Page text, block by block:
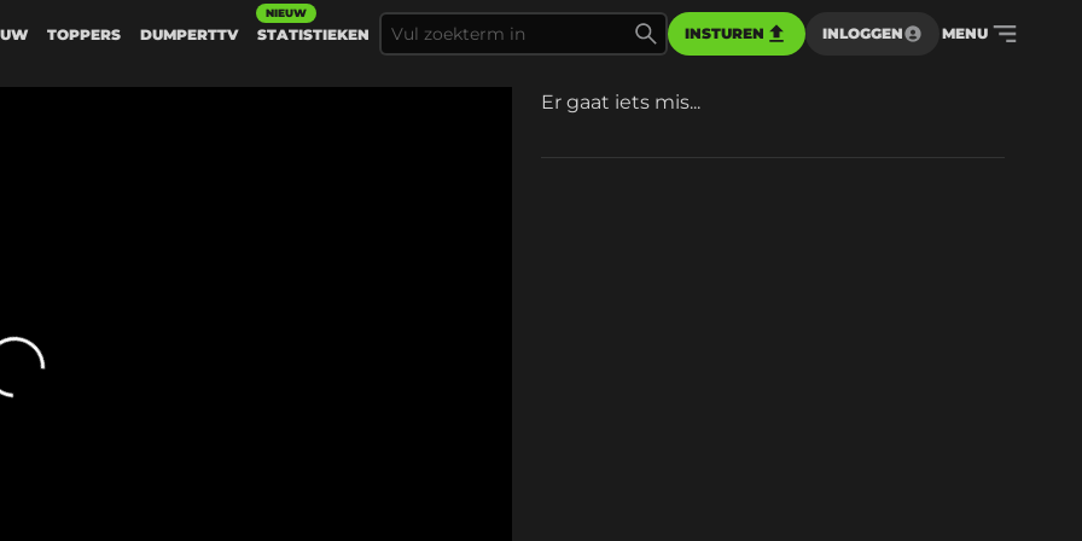
TOPPERS DUMPERTTV STATISTIEKEN
NIEUW
INSTUREN INLOGGEN MENU
Er gaat iets mis...